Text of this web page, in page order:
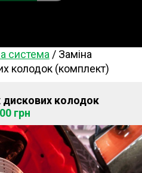
Планове ТО
Обслуговування
кондиціонера
Діагностика
Зчеплення
система / Заміна
колодок (комплект)
дискових колодок
грн